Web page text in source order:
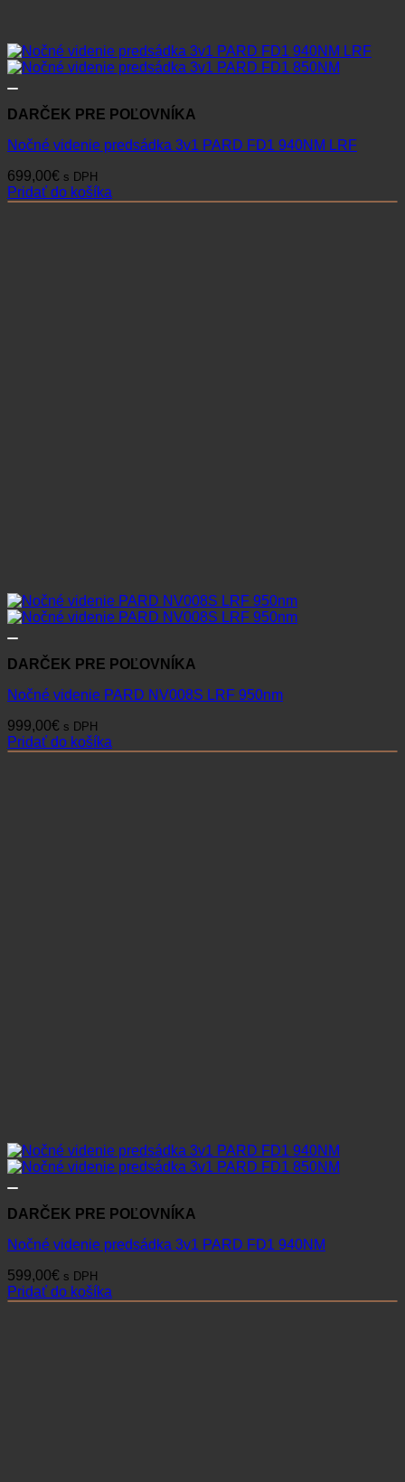
DARČEK PRE POĽOVNÍKA
Nočné videnie predsádka 3v1 PARD FD1 940NM LRF
699,00€ s DPH
Pridať do košíka
DARČEK PRE POĽOVNÍKA
Nočné videnie PARD NV008S LRF 950nm
999,00€ s DPH
Pridať do košíka
DARČEK PRE POĽOVNÍKA
Nočné videnie predsádka 3v1 PARD FD1 940NM
599,00€ s DPH
Pridať do košíka